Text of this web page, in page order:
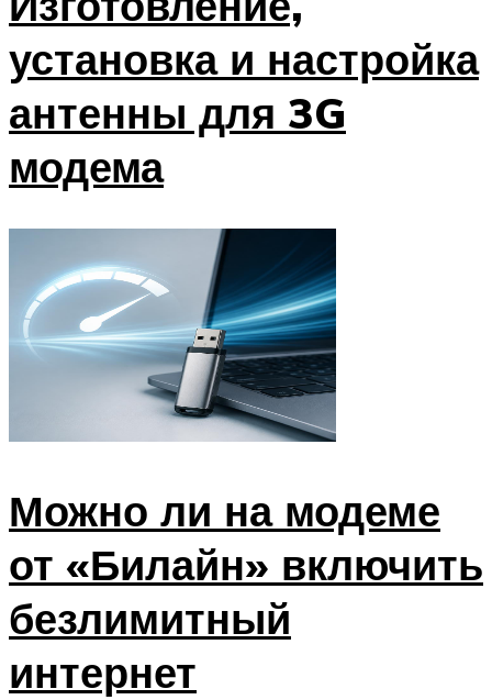
установка и настройка
антенны для 3G
модема
Можно ли на модеме
от «Билайн» включить
безлимитный
интернет